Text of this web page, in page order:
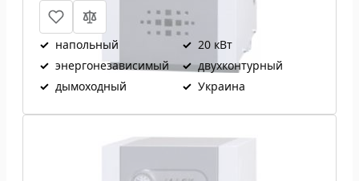
✓ напольный ✓ 20 кВт
✓ энергонезависимый ✓ двухконтурный
✓ дымоходный ✓ Украина